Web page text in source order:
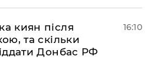
киян після
та скільки
Донбас РФ
16:10